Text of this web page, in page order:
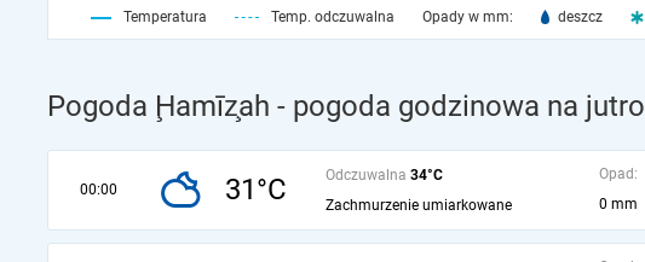
Temperatura Temp. odczuwalna Opady w mm: deszcz
Pogoda Ḩamīz̧ah - pogoda godzinowa na jutro
00:00 31°C Odczuwalna 34°C
Zachmurzenie umiarkowane
Opad:
0 mm